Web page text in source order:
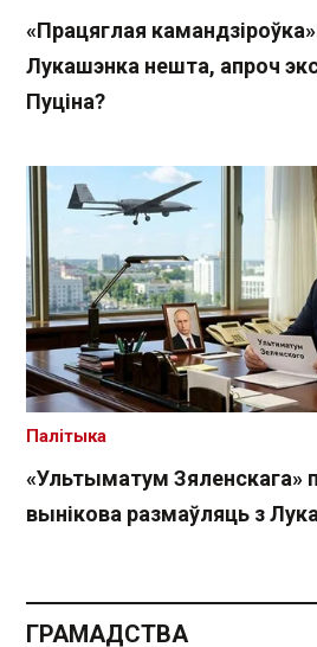
«Працяглая
Лукашэнка нешта, апроч
Пуціна?
«Ультыматум Зяленскага»
вынікова размаўляць з
Палітыка
ГРАМАДСТВА